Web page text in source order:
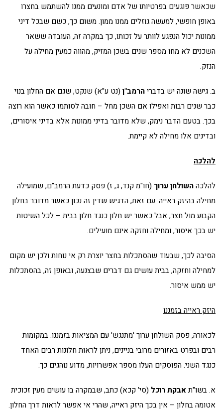
שכאשר פוגעים בפרטיותו של אדם ומונעים ממנו להשתמש בחצרו
באופן חופשי, למעשה גוזלים ממנו ממון. משום כך, כשם שבכל דיני
ממונות יכול הנפגע לוותר על זכותו, כך במקרה זה, העובדה ששאר
השכנים לא מחו מספר שנים בשכן המזיק, מהווה כמעין מחילה על
הנזק.
ב. גישה שונה יש בדבריהרמב"ן (נט ע"א) שנקט, שגם אם החלון בנוי
כבר שנים רבות ואפילו אם השכן מחל – חובה לסותמו כאשר הוא רוצה
בכך. בטעם הדבר נימק, שלא מדובר בדיני ממונות אלא בדיני איסורים,
ובדינים אלו מחילה לא קיימת.
להלכה
להלכההשולחן ערוך (חו"מ קנד, ג, ז) פסק כדעת הרמב"ם, שמועילה
מחילה בהיזק ראייה. עם זאת, הדגיש שדין זה נכון כאשר מדובר בחלון
הקבוע מול חצר, אבל כאשר יש חלון כנגד חלון בבית – לכל השיטות
יש בכך איסור, ומחילה וחזקה אינם מועילים.
הסיבה לכך, שבעוד שהסתכלות בחצר יוצרת רק אי נוחות ולכן יש מקום
למחילה וחזקה, בבית עושים גם דברים שבצנעה, ובאופן זה, בהסתכלות
יש ממש איסור.
היזק ראייה בזמננו
לכאורה, פסק השולחן ערוך 'מתנגש' עם המציאות בזמננו. במקומות
רבים ובפרט באזורים מרובי בניינים, ניתן לראות חלונות רבים האחד
כנגד השני. הפוסקים העלו מספר אפשרויות, מדוע נוהגים כך:
א. בשו"תאבקת רוכל (סי' קכא) כתב, שבמקרה בו עושים מעין זכוכית
אטומה בחלון – אין בכך היזק ראייה, שהרי אי אפשר לראות דרך החלון.